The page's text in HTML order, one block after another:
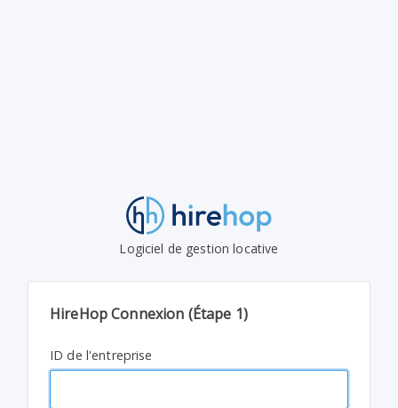
Logiciel de gestion locative
HireHop Connexion (Étape 1)
ID de l'entreprise